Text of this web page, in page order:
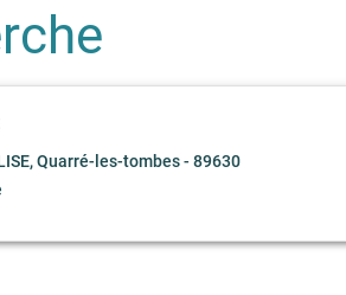
Quarré-les-tombes - 89630